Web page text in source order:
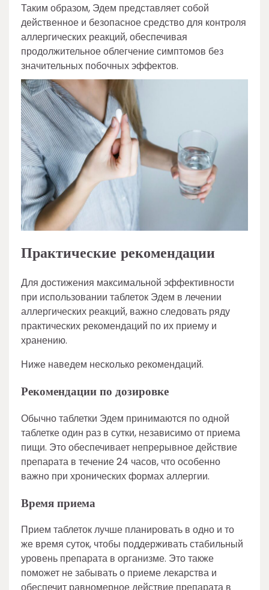
Таким образом, Эдем представляет собой
действенное и безопасное средство для контроля
аллергических реакций, обеспечивая
продолжительное облегчение симптомов без
значительных побочных эффектов.
Практические рекомендации
Для достижения максимальной эффективности
при использовании таблеток Эдем в лечении
аллергических реакций, важно следовать ряду
практических рекомендаций по их приему и
хранению.
Ниже наведем несколько рекомендаций.
Рекомендации по дозировке
Обычно таблетки Эдем принимаются по одной
таблетке один раз в сутки, независимо от приема
пищи. Это обеспечивает непрерывное действие
препарата в течение 24 часов, что особенно
важно при хронических формах аллергии.
Время приема
Прием таблеток лучше планировать в одно и то
же время суток, чтобы поддерживать стабильный
уровень препарата в организме. Это также
поможет не забывать о приеме лекарства и